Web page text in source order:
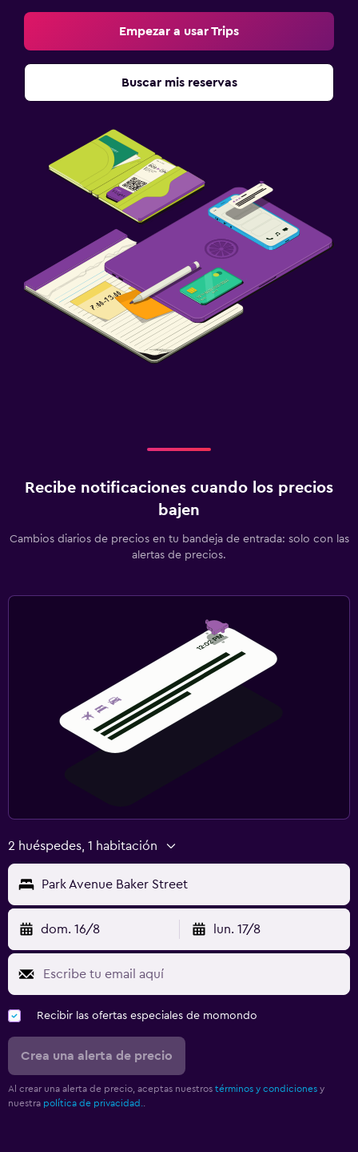
Empezar a usar Trips
Buscar mis reservas
Recibe notificaciones cuando los precios
bajen
Cambios diarios de precios en tu bandeja de entrada: solo con las
alertas de precios.
2 huéspedes, 1 habitación
Park Avenue Baker Street
dom. 16/8 lun. 17/8
Recibir las ofertas especiales de momondo
Crea una alerta de precio
Al crear una alerta de precio, aceptas nuestros términos y condiciones y
nuestra política de privacidad.